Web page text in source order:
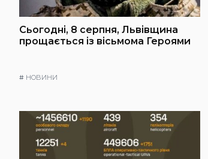
Сьогодні, 8 серпня, Львівщина
прощається із вісьмома Героями
# НОВИНИ